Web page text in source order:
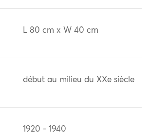
L 80 cm x W 40 cm
début au milieu du XXe siècle
1920 - 1940